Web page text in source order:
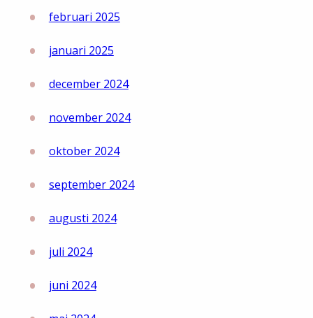
februari 2025
januari 2025
december 2024
november 2024
oktober 2024
september 2024
augusti 2024
juli 2024
juni 2024